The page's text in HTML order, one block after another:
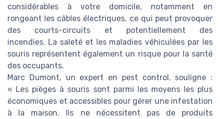
considérables à votre domicile, notamment en
rongeant les câbles électriques, ce qui peut provoquer
des courts-circuits et potentiellement des
incendies. La saleté et les maladies véhiculées par les
souris représentent également un risque pour la santé
des occupants.
Marc Dumont, un expert en pest control, souligne :
« Les pièges à souris sont parmi les moyens les plus
économiques et accessibles pour gérer une infestation
à la maison. Ils ne nécessitent pas de produits